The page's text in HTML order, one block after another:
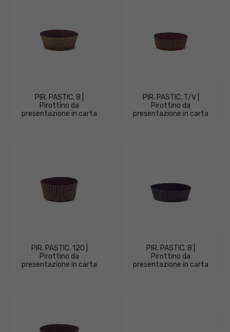
PIR. PASTIC. 8 |
Pirottino da
presentazione in carta
PIR. PASTIC. T/V |
Pirottino da
presentazione in carta
PIR. PASTIC. 120 |
Pirottino da
presentazione in carta
PIR. PASTIC. 8 |
Pirottino da
presentazione in carta